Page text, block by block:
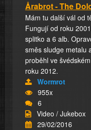
Årabrot - The
Mám tu další vál od
Fungují od roku
splitko a 6 alb.
směs sludge metalu
proběhl ve
roku 2012.
Wormrot
955x
6
Video / Jukebox
29/02/2016